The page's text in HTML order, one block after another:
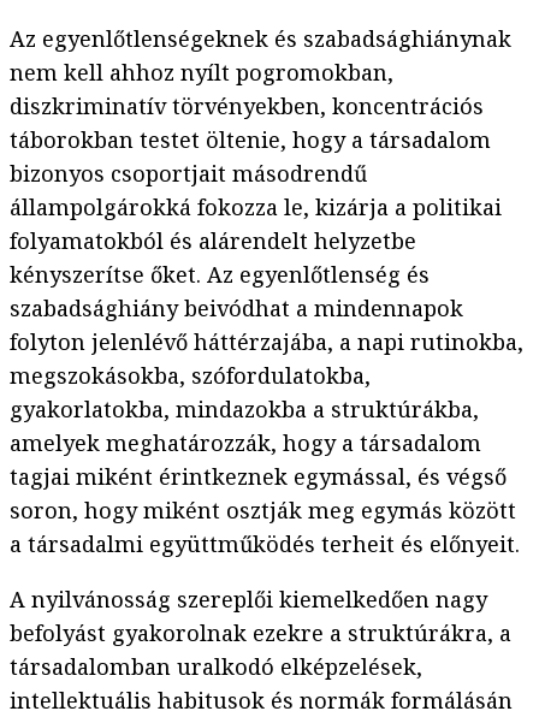
Az egyenlőtlenségeknek és szabadsághiánynak
nem kell ahhoz nyílt pogromokban,
diszkriminatív törvényekben, koncentrációs
táborokban testet öltenie, hogy a társadalom
bizonyos csoportjait másodrendű
állampolgárokká fokozza le, kizárja a politikai
folyamatokból és alárendelt helyzetbe
kényszerítse őket. Az egyenlőtlenség és
szabadsághiány beivódhat a mindennapok
folyton jelenlévő háttérzajába, a napi rutinokba,
megszokásokba, szófordulatokba,
gyakorlatokba, mindazokba a struktúrákba,
amelyek meghatározzák, hogy a társadalom
tagjai miként érintkeznek egymással, és végső
soron, hogy miként osztják meg egymás között
a társadalmi együttműködés terheit és előnyeit.
A nyilvánosság szereplői kiemelkedően nagy
befolyást gyakorolnak ezekre a struktúrákra, a
társadalomban uralkodó elképzelések,
intellektuális habitusok és normák formálásán